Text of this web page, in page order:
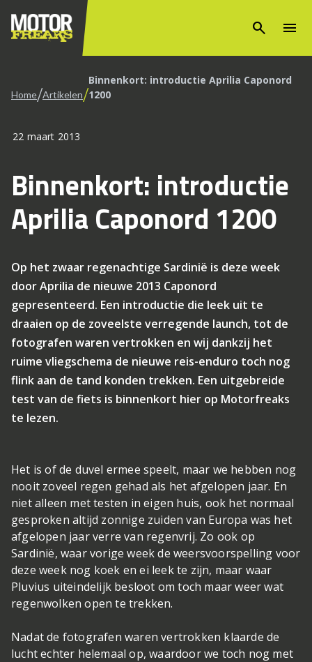
search menu
Home/Artikelen/Binnenkort: introductie Aprilia Caponord
1200
22 maart 2013
Binnenkort: introductie
Aprilia Caponord 1200
Op het zwaar regenachtige Sardinië is deze week
door Aprilia de nieuwe 2013 Caponord
gepresenteerd. Een introductie die leek uit te
draaien op de zoveelste verregende launch, tot de
fotografen waren vertrokken en wij dankzij het
ruime vliegschema de nieuwe reis-enduro toch nog
flink aan de tand konden trekken. Een uitgebreide
test van de fiets is binnenkort hier op Motorfreaks
te lezen.
Het is of de duvel ermee speelt, maar we hebben nog
nooit zoveel regen gehad als het afgelopen jaar. En
niet alleen met testen in eigen huis, ook het normaal
gesproken altijd zonnige zuiden van Europa was het
afgelopen jaar verre van regenvrij. Zo ook op
Sardinië, waar vorige week de weersvoorspelling voor
deze week nog koek en ei leek te zijn, maar waar
Pluvius uiteindelijk besloot om toch maar weer wat
regenwolken open te trekken.
Nadat de fotografen waren vertrokken klaarde de
lucht echter helemaal op, waardoor we toch nog met